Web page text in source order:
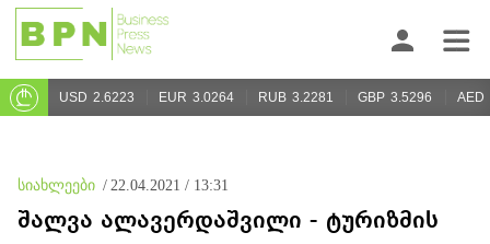
USD 2.6223 EUR 3.0264 RUB 3.2281 GBP 3.5296 AED
სიახლეები / 22.04.2021 / 13:31
შალვა ალავერდაშვილი - ტურიზმის